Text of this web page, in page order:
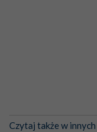
Czytaj także w